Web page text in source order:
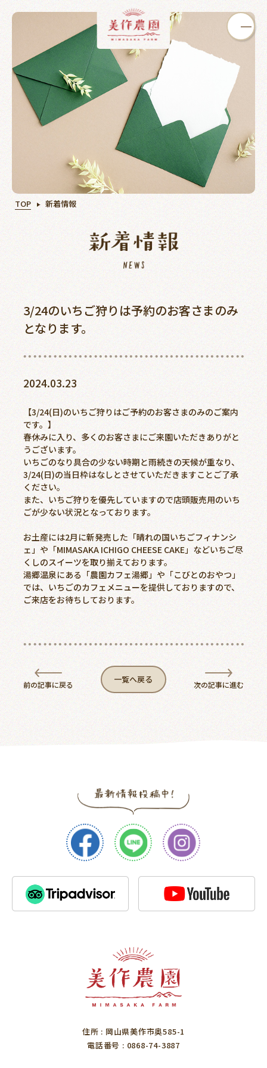
カフェ
買う 学ぶ オンライン
ショップ
ご予約 アクセス
0868-74-3887
美作農園について
新着情報
周辺観光スポット
よくあるご質問
お客様の声
アクセス
お問い合わせ
TOP 新着情報
3/24のいちご狩りは予約のお客さまのみ
となります。
2024.03.23
【3/24(日)のいちご狩りはご予約のお客さまのみのご案内
です。】
春休みに入り、多くのお客さまにご来園いただきありがと
うございます。
いちごのなり具合の少ない時期と雨続きの天候が重なり、
3/24(日)の当日枠はなしとさせていただきますことご了承
ください。
また、いちご狩りを優先していますので店頭販売用のいち
ごが少ない状況となっております。
お土産には2月に新発売した「晴れの国いちごフィナンシ
ェ」や「MIMASAKA ICHIGO CHEESE CAKE」などいちご尽
くしのスイーツを取り揃えております。
湯郷温泉にある「農園カフェ湯郷」や「こびとのおやつ」
では、いちごのカフェメニューを提供しておりますので、
ご来店をお待ちしております。
前の記事に戻る 一覧へ戻る 次の記事に進む
住所 : 岡山県美作市奥585-1
電話番号 : 0868-74-3887